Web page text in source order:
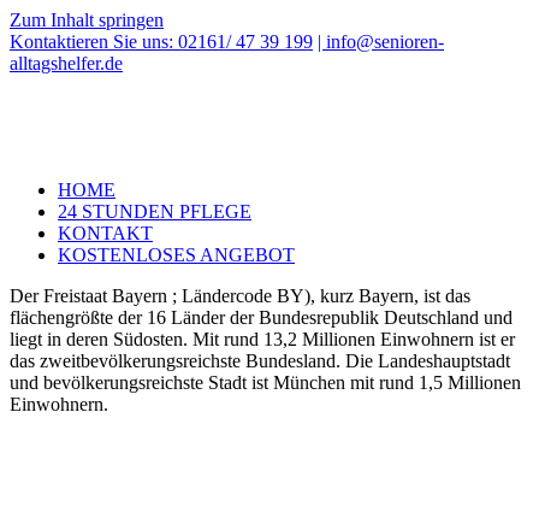
Zum Inhalt springen
Kontaktieren Sie uns: 02161/ 47 39 199 | info@senioren-
alltagshelfer.de
HOME
24 STUNDEN PFLEGE
KONTAKT
KOSTENLOSES ANGEBOT
Der Freistaat Bayern ; Ländercode BY), kurz Bayern, ist das
flächengrößte der 16 Länder der Bundesrepublik Deutschland und
liegt in deren Südosten. Mit rund 13,2 Millionen Einwohnern ist er
das zweitbevölkerungsreichste Bundesland. Die Landeshauptstadt
und bevölkerungsreichste Stadt ist München mit rund 1,5 Millionen
Einwohnern.